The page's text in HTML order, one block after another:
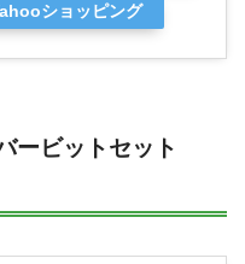
ショッピング
ービットセット